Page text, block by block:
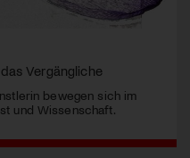
Vergängliche
bewegen sich im
und Wissenschaft.